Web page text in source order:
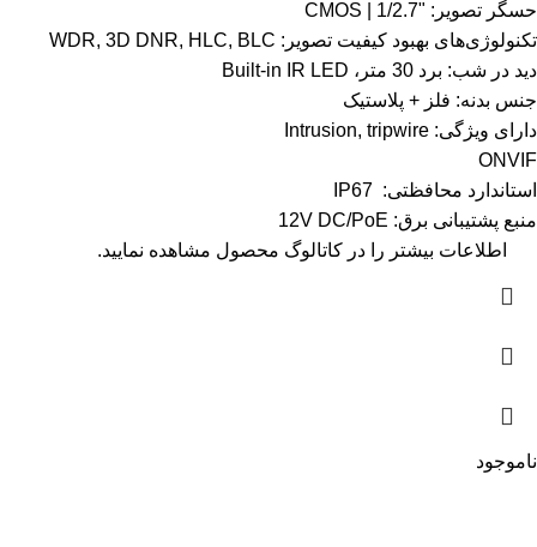
حسگر تصویر: "1/2.7 | CMOS
تکنولوژی‌های بهبود کیفیت تصویر: WDR, 3D DNR, HLC, BLC
دید در شب: برد 30 متر، Built-in IR LED
جنس بدنه: فلز + پلاستیک
دارای ویژگی: Intrusion, tripwire
ONVIF
استاندارد محافظتی: IP67
منبع پشتیبانی برق: 12V DC/PoE
اطلاعات بیشتر را در کاتالوگ محصول مشاهده نمایید.
ناموجود